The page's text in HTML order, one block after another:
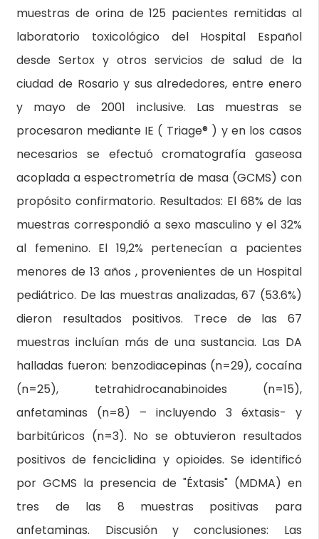
muestras de orina de 125 pacientes remitidas al
laboratorio toxicológico del Hospital Español
desde Sertox y otros servicios de salud de la
ciudad de Rosario y sus alrededores, entre enero
y mayo de 2001 inclusive. Las muestras se
procesaron mediante IE ( Triage® ) y en los casos
necesarios se efectuó cromatografía gaseosa
acoplada a espectrometría de masa (GCMS) con
propósito confirmatorio. Resultados: El 68% de las
muestras correspondió a sexo masculino y el 32%
al femenino. El 19,2% pertenecían a pacientes
menores de 13 años , provenientes de un Hospital
pediátrico. De las muestras analizadas, 67 (53.6%)
dieron resultados positivos. Trece de las 67
muestras incluían más de una sustancia. Las DA
halladas fueron: benzodiacepinas (n=29), cocaína
(n=25), tetrahidrocanabinoides (n=15),
anfetaminas (n=8) – incluyendo 3 éxtasis- y
barbitúricos (n=3). No se obtuvieron resultados
positivos de fenciclidina y opioides. Se identificó
por GCMS la presencia de "Éxtasis" (MDMA) en
tres de las 8 muestras positivas para
anfetaminas. Discusión y conclusiones: Las